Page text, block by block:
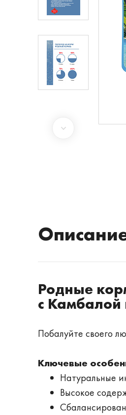
Родные
с Камбалой
Побалуйте своего
Ключевые
Натуральные
Высокое